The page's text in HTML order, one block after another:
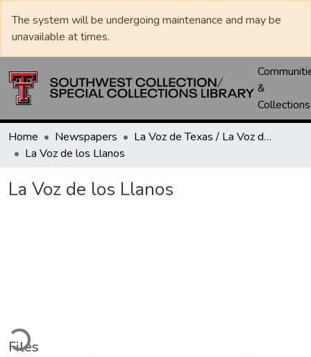
The system will be undergoing maintenance and may be
unavailable at times.
&
Collections
Home Newspapers
La Voz de Texas / La Voz de los Llanos / La Voz de Mexicano
La Voz de los Llanos
La Voz de los Llanos
Files